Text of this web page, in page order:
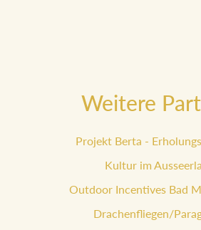
Weitere
Projekt Berta -
Kultur im
Outdoor Incentives Bad
Drachenfliegen/